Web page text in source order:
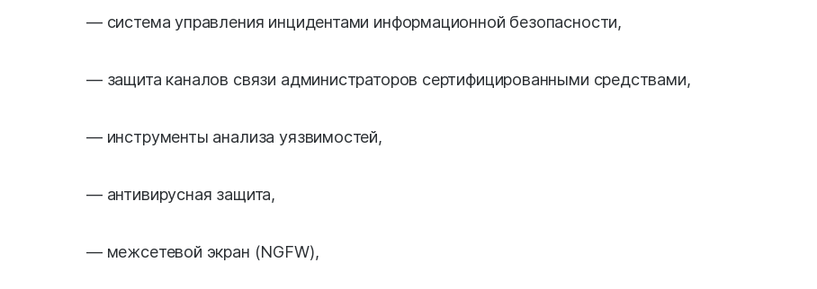
— система управления инцидентами информационной безопасности,
— защита каналов связи администраторов сертифицированными средствами,
— инструменты анализа уязвимостей,
— антивирусная защита,
— межсетевой экран (NGFW),